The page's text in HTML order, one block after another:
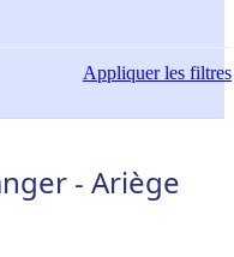
Appliquerles filtres
- Ariège